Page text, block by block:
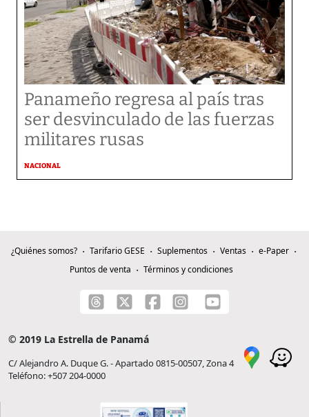
Panameño regresa al país tras
ser desvinculado de las fuerzas
militares rusas
NACIONAL
¿Quiénes somos? Tarifario GESE Suplementos Ventas
e-Paper
Puntos de venta
Términos y condiciones
© 2019 La Estrella de Panamá
C/ Alejandro A. Duque G. - Apartado 0815-00507, Zona 4
Teléfono: +507 204-0000